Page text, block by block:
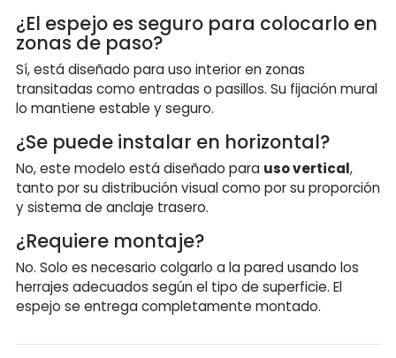
¿El espejo es seguro para colocarlo en
zonas de paso?
Sí, está diseñado para uso interior en zonas
transitadas como entradas o pasillos. Su fijación mural
lo mantiene estable y seguro.
¿Se puede instalar en horizontal?
No, este modelo está diseñado para uso vertical,
tanto por su distribución visual como por su proporción
y sistema de anclaje trasero.
¿Requiere montaje?
No. Solo es necesario colgarlo a la pared usando los
herrajes adecuados según el tipo de superficie. El
espejo se entrega completamente montado.